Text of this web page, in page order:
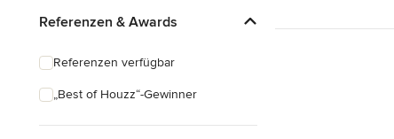
Referenzen & Awards
Referenzen verfügbar
„Best of Houzz“-Gewinner